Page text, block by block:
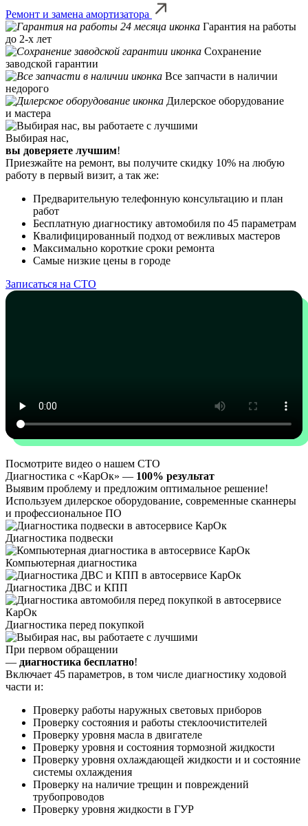
Ремонт и замена амортизатора
Гарантия на работы
до 2-х лет
Сохранение
заводской гарантии
Все запчасти в наличии
недорого
Дилерское оборудование
и мастера
Выбирая нас,
вы доверяете лучшим!
Приезжайте на ремонт, вы получите скидку 10% на любую
работу в первый визит, а так же:
Предварительную телефонную консультацию и план
работ
Бесплатную диагностику автомобиля по 45 параметрам
Квалифицированный подход от вежливых мастеров
Максимально короткие сроки ремонта
Самые низкие цены в городе
Записаться на СТО
Посмотрите видео о нашем СТО
Диагностика с «КарОк» — 100% результат
Выявим проблему и предложим оптимальное решение!
Используем дилерское оборудование, современные сканнеры
и профессиональное ПО
Диагностика подвески
Компьютерная диагностика
Диагностика ДВС и КПП
Диагностика перед покупкой
При первом обращении
— диагностика бесплатно!
Включает 45 параметров, в том числе диагностику ходовой
части и:
Проверку работы наружных световых приборов
Проверку состояния и работы стеклоочистителей
Проверку уровня масла в двигателе
Проверку уровня и состояния тормозной жидкости
Проверку уровня охлаждающей жидкости и и состояние
системы охлаждения
Проверку на наличие трещин и повреждений
трубопроводов
Проверку уровня жидкости в ГУР